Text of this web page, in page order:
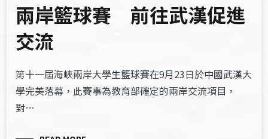
兩岸籃球賽 前往武漢促進
交流
第十一屆海峽兩岸大學生籃球賽在9月23日於中國武漢大
學完美落幕，此賽事為教育部確定的兩岸交流項目，
對…